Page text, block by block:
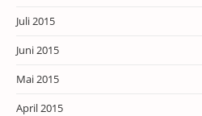
Juli 2015
Juni 2015
Mai 2015
April 2015